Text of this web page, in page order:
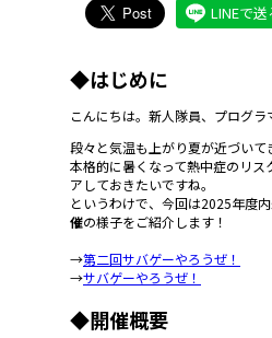
LINEで送
◆はじめに
こんにちは。新人隊員、プログラ
段々と気温も上がり夏が近づいて
本格的に暑くなって熱中症のリス
アしておきたいですね。
というわけで、今回は2025年度内
催の様子をご紹介します！
→第二回サバゲーやろうぜ！
→サバゲーやろうぜ！
◆開催概要